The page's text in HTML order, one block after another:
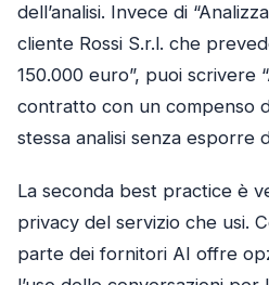
dell’analisi. Invece di
cliente Rossi S.r.l. che
150.000 euro”, puoi scrivere
contratto con un compenso
stessa analisi senza esporre
La seconda best practice è
privacy del servizio che usi.
parte dei fornitori AI offre